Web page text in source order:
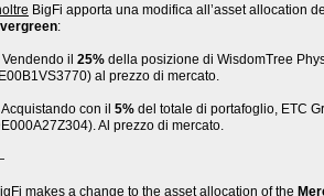
BigFi apporta una modifica all’asset allocation
:
il 25% della posizione di WisdomTree
al prezzo di mercato.
con il 5% del totale di portafoglio, ETC
Al prezzo di mercato.
makes a change to the asset allocation of the